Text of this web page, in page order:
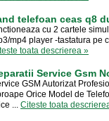
telefoan ceas q8
cu 2 cartele
mp4 player -tastatura pe
toata descrierea »
Service Gsm
GSM Autorizat
Orice Model de
... Citeste toata